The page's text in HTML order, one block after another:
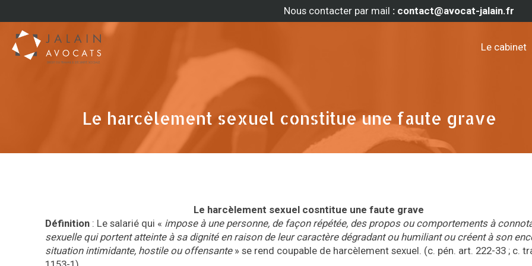
Nous contacter par mail : contact@avocat-jalain.fr
Le cabinet
Le harcèlement sexuel constitue une faute grave
Le harcèlement sexuel cosntitue une faute grave
Définition : Le salarié qui « impose à une personne, de façon répétée, des propos ou comportements à
sexuelle qui portent atteinte à sa dignité en raison de leur caractère dégradant ou humiliant ou créent à son
situation intimidante, hostile ou offensante » se rend coupable de harcèlement sexuel. (c. pén. art. 222-33 ; c.